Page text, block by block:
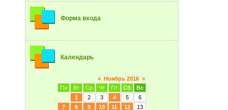
Форма входа
Календарь
« Ноябрь 2016 »
Пн
Вт Ср Чт Пт Сб
Вс
1
2 3 4 5
6
7
8 9 10 11 12
13